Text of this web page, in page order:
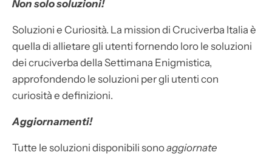
Non solo soluzioni!
Soluzioni e Curiosità. La mission di Cruciverba Italia è
quella di allietare gli utenti fornendo loro le soluzioni
dei cruciverba della Settimana Enigmistica,
approfondendo le soluzioni per gli utenti con
curiosità e definizioni.
Aggiornamenti!
Tutte le soluzioni disponibili sonoaggiornate